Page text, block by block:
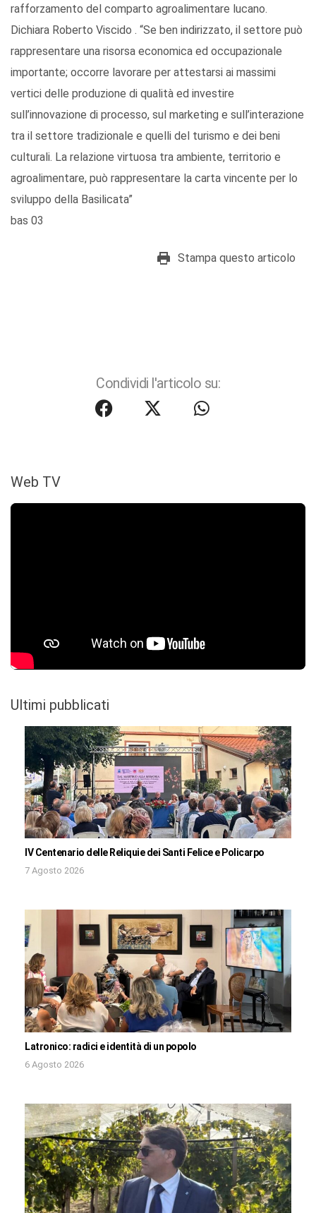
rafforzamento del comparto agroalimentare lucano.
Dichiara Roberto Viscido . “Se ben indirizzato, il settore può
rappresentare una risorsa economica ed occupazionale
importante; occorre lavorare per attestarsi ai massimi
vertici delle produzione di qualità ed investire
sull’innovazione di processo, sul marketing e sull’interazione
tra il settore tradizionale e quelli del turismo e dei beni
culturali. La relazione virtuosa tra ambiente, territorio e
agroalimentare, può rappresentare la carta vincente per lo
sviluppo della Basilicata”
bas 03
Stampa questo articolo
Condividi l'articolo su:
Web TV
Ultimi pubblicati
IV Centenario delle Reliquie dei Santi Felice e Policarpo
7 Agosto 2026
Latronico: radici e identità di un popolo
6 Agosto 2026